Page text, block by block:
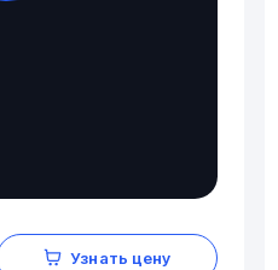
Узнать цену